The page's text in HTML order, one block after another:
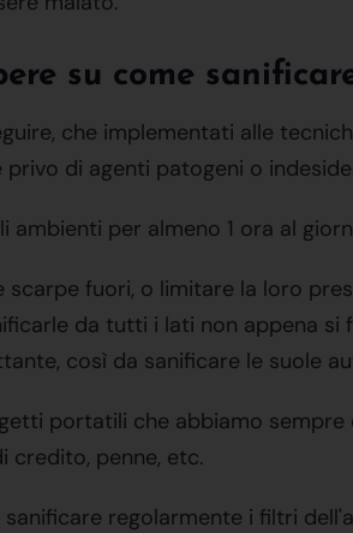
su come
che implementati alle
di agenti patogeni o
per almeno 1 ora al
scarpe fuori, o limitare la loro
da tutti i lati non appena
così da sanificare le suole
portatili che abbiamo
credito, penne, etc.
regolarmente i filtri